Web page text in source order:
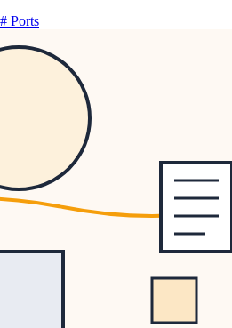
# Ports